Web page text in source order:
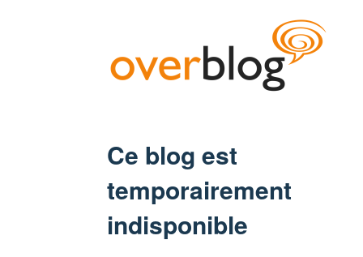
Ce blog est
temporairement
indisponible